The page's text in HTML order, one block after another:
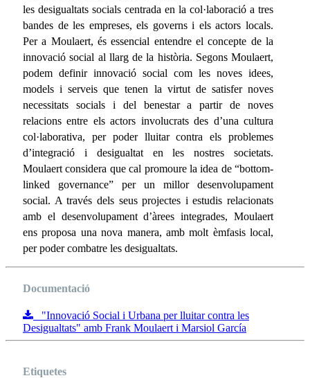
les desigualtats socials centrada en la col·laboració a tres
bandes de les empreses, els governs i els actors locals.
Per a Moulaert, és essencial entendre el concepte de la
innovació social al llarg de la història. Segons Moulaert,
podem definir innovació social com les noves idees,
models i serveis que tenen la virtut de satisfer noves
necessitats socials i del benestar a partir de noves
relacions entre els actors involucrats des d’una cultura
col·laborativa, per poder lluitar contra els problemes
d’integració i desigualtat en les nostres societats.
Moulaert considera que cal promoure la idea de “bottom-
linked governance” per un millor desenvolupament
social. A través dels seus projectes i estudis relacionats
amb el desenvolupament d’àrees integrades, Moulaert
ens proposa una nova manera, amb molt èmfasis local,
per poder combatre les desigualtats.
Documentació
"Innovació Social i Urbana per lluitar contra les
Desigualtats" amb Frank Moulaert i Marsiol García
Etiquetes